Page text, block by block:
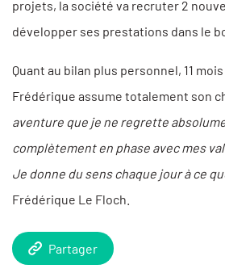
projets, la société va recruter 2
développer ses prestations dans le
Quant au bilan plus personnel, 11
Frédérique assume totalement son
aventure que je ne regrette
complètement en phase avec mes
Je donne du sens chaque jour à ce
Frédérique Le Floch.
Partager